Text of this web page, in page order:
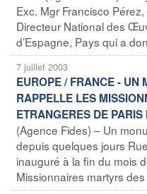
Exc. Mgr Francisco
Directeur National des
d’Espagne, Pays qui a
7 juillet 2003
EUROPE / FRANCE - UN
RAPPELLE LES
ETRANGERES DE
(Agence Fides) – Un
depuis quelques jours
inauguré à la fin du mois
Missionnaires martyrs